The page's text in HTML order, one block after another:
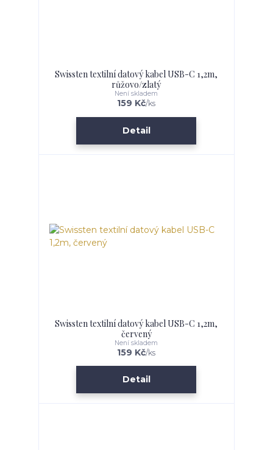
Swissten textilní datový kabel USB-C 1,2m,
růžovo/zlatý
159 Kč/ks
Není skladem
Detail
Swissten textilní datový kabel USB-C 1,2m,
červený
159 Kč/ks
Není skladem
Detail